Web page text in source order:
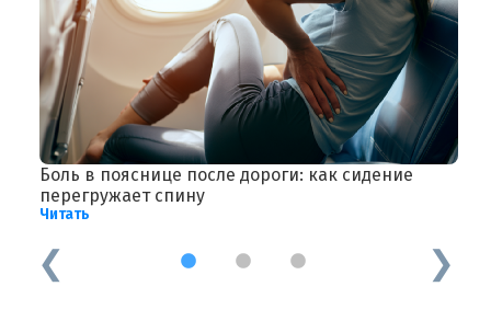
Боль в пояснице после дороги: как сидение
перегружает спину
Читать
1 2 3